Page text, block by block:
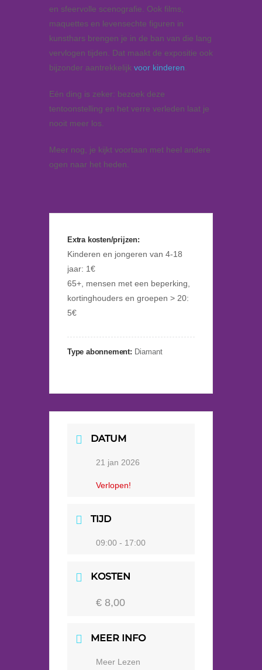
en sfeervolle scenografie. Ook films,
maquettes en levensechte figuren in
kunsthars brengen je in de ban van die lang
vervlogen tijden. Dat maakt de expositie ook
bijzonder aantrekkelijk voor kinderen
Eén ding is zeker: bezoek deze
tentoonstelling en het verre verleden laat je
nooit meer los.
Meer nog, je kijkt voortaan met heel andere
ogen naar het heden.
Extra kosten/prijzen:
Kinderen en jongeren van 4-18
jaar: 1€
65+, mensen met een beperking,
kortinghouders en groepen > 20:
5€
Type abonnement: Diamant
DATUM
21 jan 2026
Verlopen!
TIJD
09:00 - 17:00
KOSTEN
€ 8,00
MEER INFO
Meer Lezen